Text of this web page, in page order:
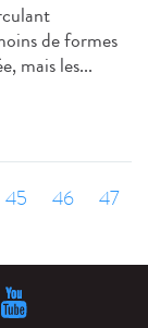
de formes
mais les...
45 46
47